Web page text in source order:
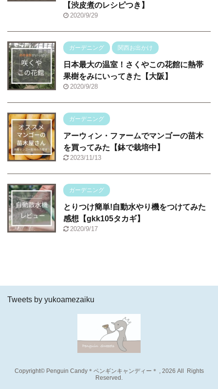
【渋皮煮のレシピつき】
2020/9/29
ガーデニング 関西お出かけ
日本最大の温室！さくやこの花館に熱帯
果樹をみにいってきた【大阪】
2020/9/28
ガーデニング
アーウィン・ファームでマンゴーの苗木
を買ってみた【鉢で栽培中】
2023/11/13
ガーデニング
とりつけ簡単!自動水やり機をつけてみた
感想【gkk105タカギ】
2020/9/17
Tweets by yukoamezaiku
Copyright© Penguin Candy＊ペンギンキャンディー＊ , 2026 All Rights
Reserved.